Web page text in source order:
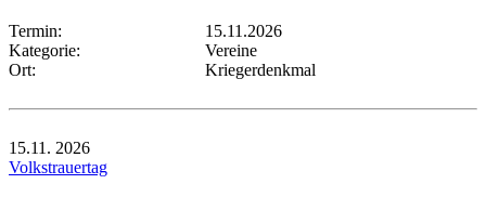
Termin:
15.11.2026
Kategorie:
Vereine
Ort:
Kriegerdenkmal
15.11. 2026
Volkstrauertag